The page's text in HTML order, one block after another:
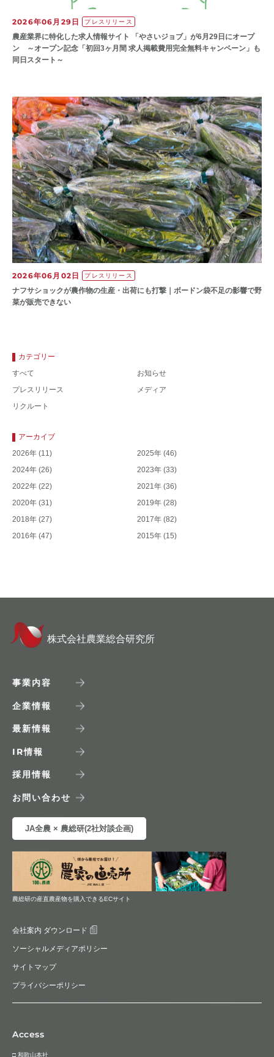
2026年06月29日 プレスリリース
農産業界に特化した求人情報サイト 「やさいジョブ」が6月29日にオープ
ン ～オープン記念「初回3ヶ月間 求人掲載費用完全無料キャンペーン」も
同日スタート～
2026年06月02日 プレスリリース
ナフサショックが農作物の⽣産・出荷にも打撃｜ボードン袋不⾜の影響で野
菜が販売できない
カテゴリー
すべて
お知らせ
プレスリリース
メディア
リクルート
アーカイブ
2026年 (11) 2025年 (46)
2024年 (26) 2023年 (33)
2022年 (22) 2021年 (36)
2020年 (31) 2019年 (28)
2018年 (27) 2017年 (82)
2016年 (47) 2015年 (15)
株式会社農業総合研究所
事業内容
企業情報
最新情報
IR情報
採用情報
お問い合わせ
JA全農 × 農総研(2社対談企画)
農総研の産直農産物を購入できるECサイト
会社案内 ダウンロード
ソーシャルメディアポリシー
サイトマップ
プライバシーポリシー
Access
□ 和歌山本社